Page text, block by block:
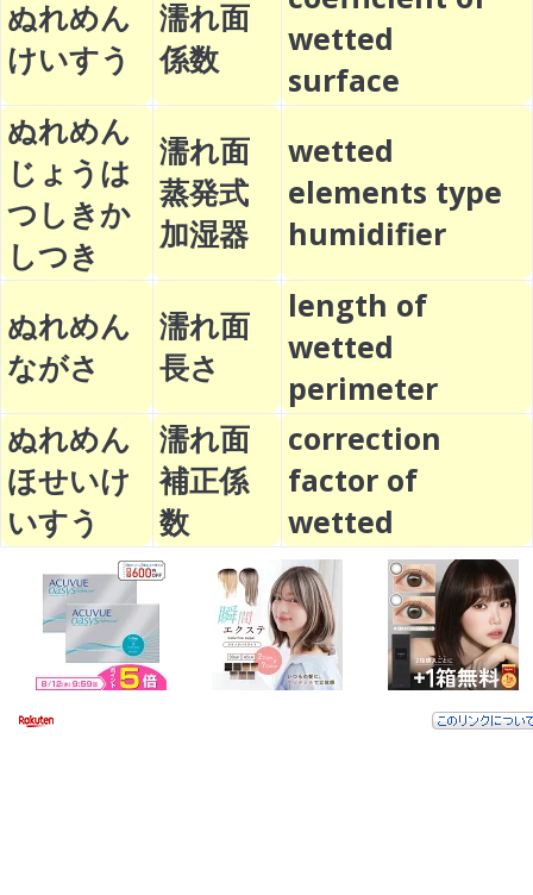
ぬれめん
けいすう
濡れ面
係数
wetted
surface
ぬれめん
じょうは
つしきか
しつき
濡れ面
蒸発式
加湿器
wetted
elements type
humidifier
ぬれめん
ながさ
濡れ面
長さ
length of
wetted
perimeter
ぬれめん
ほせいけ
いすう
濡れ面
補正係
数
correction
factor of
wetted